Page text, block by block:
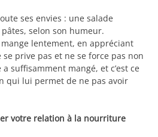
ses envies : une salade
selon son humeur.
mange lentement, en appréciant
prive pas et ne se force pas non
suffisamment mangé, et c’est ce
qui lui permet de ne pas avoir
votre relation à la nourriture